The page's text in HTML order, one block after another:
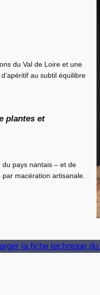
du Val de Loire et une
au subtil équilibre
plantes et
du pays nantais – et de
par macération artisanale.
la fiche technique